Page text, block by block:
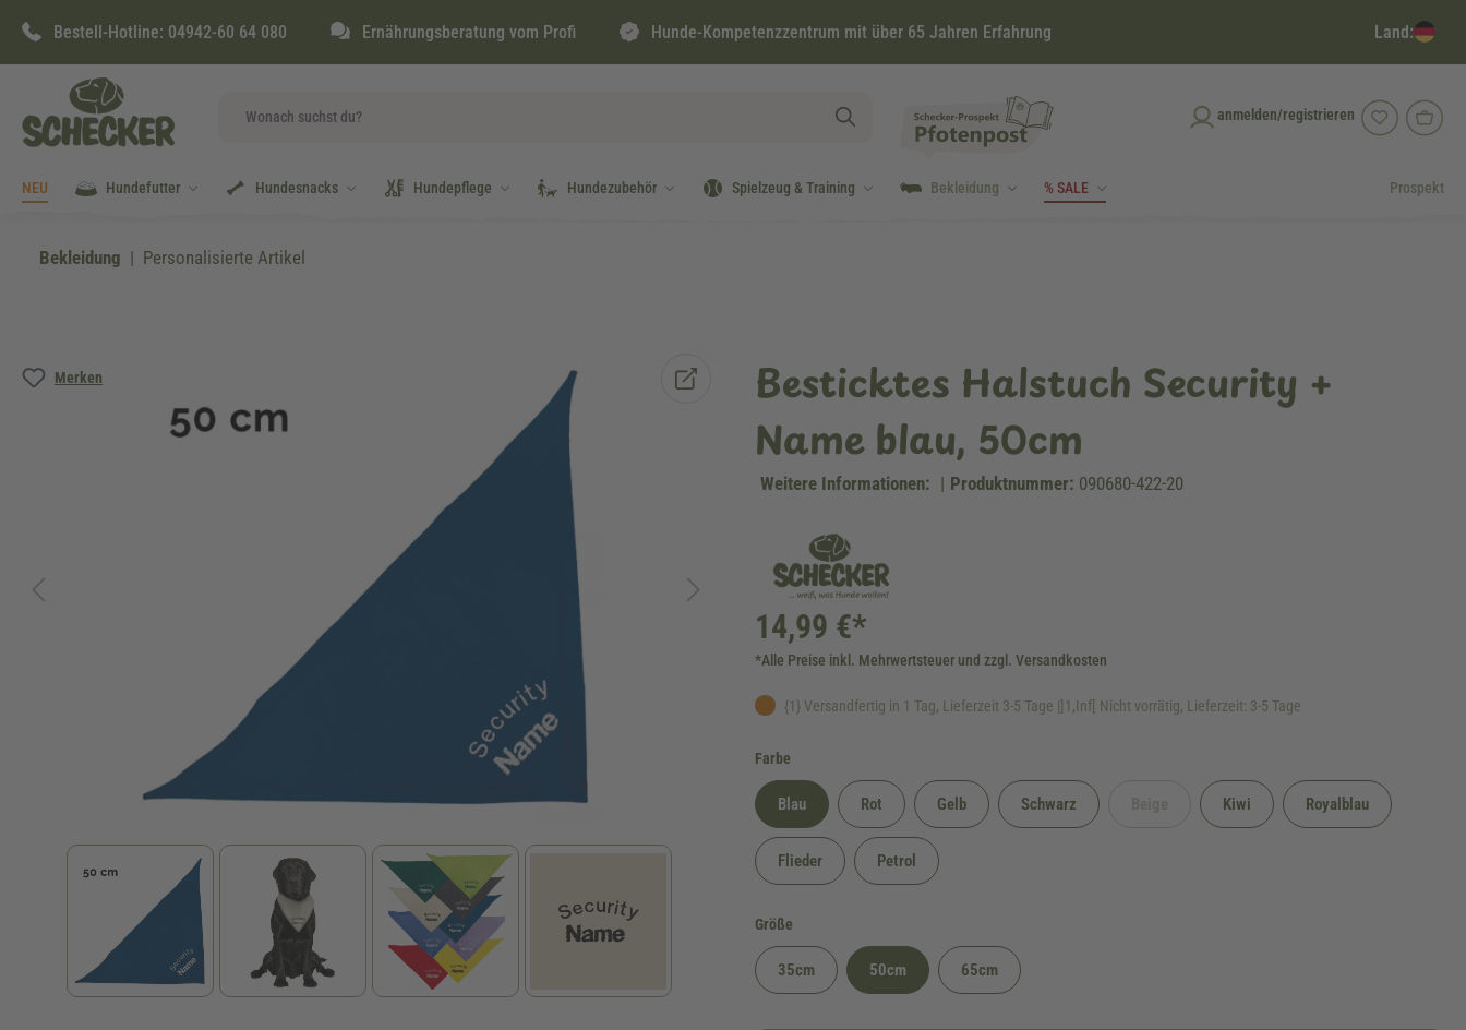
Zur Hauptnavigation springen
Bestell-Hotline: 04942-60 64 080 Ernährungsberatung vom Profi Hunde-Kompetenzzentrum mit über 65 Jahren Erfahrung Land:
anmelden/registrieren
NEU Hundefutter Hundesnacks Hundepflege Hundezubehör Spielzeug & Training Bekleidung % SALE Prospekt
Bekleidung Personalisierte Artikel
Merken
Bildergalerie überspringen
Besticktes Halstuch Security +
Name blau, 50cm
Weitere Informationen: | Produktnummer: 090680-422-20
14,99 €*
*Alle Preise inkl. Mehrwertsteuer und zzgl. Versandkosten
{1} Versandfertig in 1 Tag, Lieferzeit 3-5 Tage |]1,Inf[ Nicht vorrätig, Lieferzeit: 3-5 Tage
Farbe
Blau Rot Gelb Schwarz (Diese Option ist zurzeit nicht verfügbar.)
Kiwi Royalblau
Flieder Petrol
Größe
35cm 50cm 65cm